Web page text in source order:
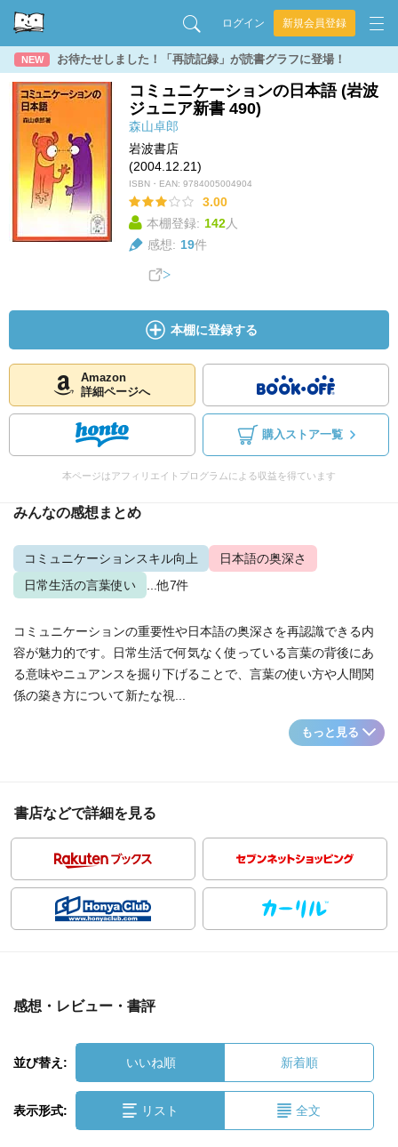
ログイン 新規会員登録
NEW お待たせしました！「再読記録」が読書グラフに登場！
コミュニケーションの日本語 (岩波
ジュニア新書 490)
森山卓郎
岩波書店
(2004.12.21)
ISBN・EAN: 9784005004904
3.00
本棚登録: 142人
感想: 19件
本棚に登録する
Amazon
詳細ページへ
購入ストア一覧
本ページはアフィリエイトプログラムによる収益を得ています
みんなの感想まとめ
コミュニケーションスキル向上
日本語の奥深さ
日常生活の言葉使い
...他7件
コミュニケーションの重要性や日本語の奥深さを再認識できる内
容が魅力的です。日常生活で何気なく使っている言葉の背後にあ
る意味やニュアンスを掘り下げることで、言葉の使い方や人間関
係の築き方について新たな視...
もっと見る
書店などで詳細を見る
感想・レビュー・書評
並び替え: いいね順 新着順
表示形式: リスト 全文